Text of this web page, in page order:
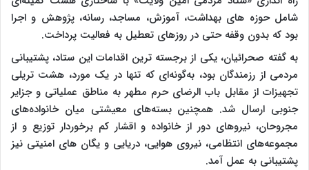
شامل حوزه های بهداشت، آموزش، مساجد، رسانه، پژوهش و اجرا
بود که بدون وقفه حتی در روزهای تعطیل به فعالیت پرداخت.
به گفته صحرائیان، یکی از برجسته ترین اقدامات این ستاد، پشتیبانی
مردمی از رزمندگان بود، به‌گونه‌ای که تنها در یک مورد، هشت تریلی
تجهیزات از مقابل باب الرضای حرم مطهر به مناطق عملیاتی و جزایر
جنوبی ارسال شد. همچنین بسته‌های معیشتی میان خانواده‌های
مجروحان، نیروهای دور از خانواده و اقشار کم برخوردار توزیع و از
مجموعه‌های انتظامی، نیروی هوایی، دریایی و یگان های امنیتی نیز
پشتیبانی به عمل آمد.